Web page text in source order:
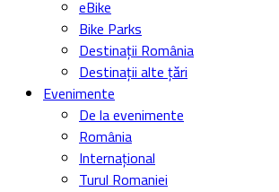
eBike
Bike Parks
Destinații România
Destinații alte țări
Evenimente
De la evenimente
România
Internațional
Turul Romaniei